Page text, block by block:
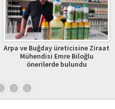
Arpa ve Buğday üreticisine Ziraat
Mühendisi Emre Biloğlu
önerilerde bulundu